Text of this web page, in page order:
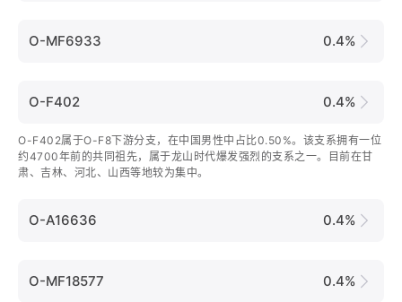
O-MF6933 0.4%
O-F402 0.4%
O-F402属于O-F8下游分支，在中国男性中占比0.50%。该支系拥有一位
约4700年前的共同祖先，属于龙山时代爆发强烈的支系之一。目前在甘
肃、吉林、河北、山西等地较为集中。
O-A16636 0.4%
O-MF18577 0.4%